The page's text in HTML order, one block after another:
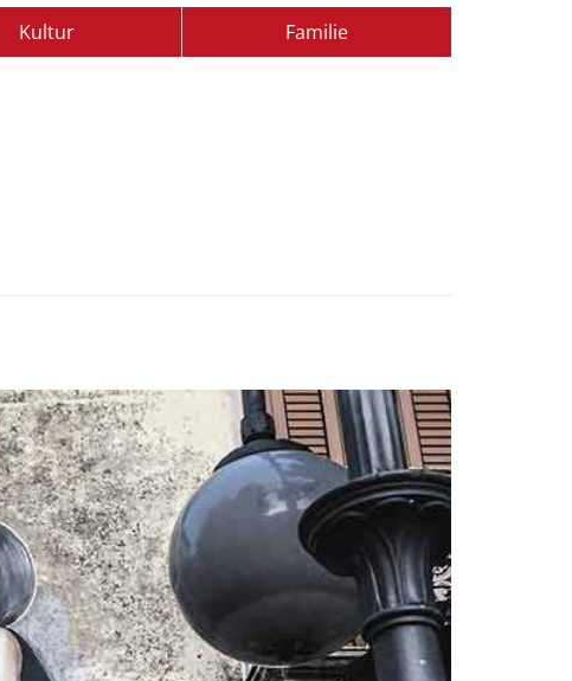
Kultur Familie